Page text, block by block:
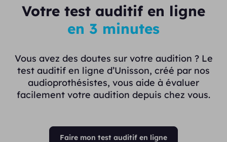
Votre test auditif en ligne
en 3 minutes
Vous avez des doutes sur votre audition ? Le
test auditif en ligne d’Unisson, créé par nos
audioprothésistes, vous aide à évaluer
facilement votre audition depuis chez vous.
Faire mon test auditif en ligne